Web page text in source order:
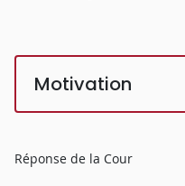
Motivation
Réponse de la Cour